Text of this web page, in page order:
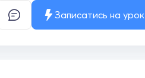
Записатись на урок